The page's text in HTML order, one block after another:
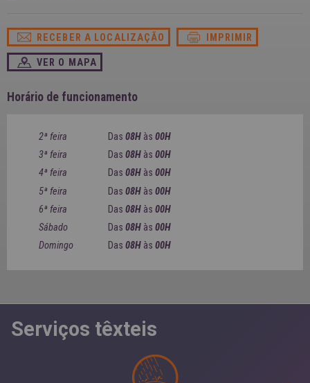
Français
GEORGIA
English
ქართული
Ελληνικά
English
English
SWITZERLAND
Deutsch
RECEBER A LOCALIZAÇÃO IMPRIMIR
VER O MAPA
Horário de funcionamento
2ª feira Das 08H às 00H
3ª feira
Das 08H às 00H
4ª feira
Das 08H às 00H
5ª feira
Das 08H às 00H
6ª feira
Das 08H às 00H
Sábado
Das 08H às 00H
Domingo
Das 08H às 00H
Serviços têxteis